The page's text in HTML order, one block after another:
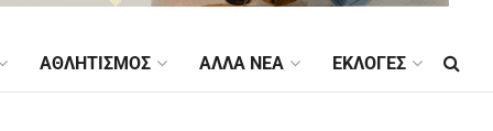
ΑΘΛΗΤΙΣΜΌΣ ΆΛΛΑ ΝΈΑ ΕΚΛΟΓΈΣ